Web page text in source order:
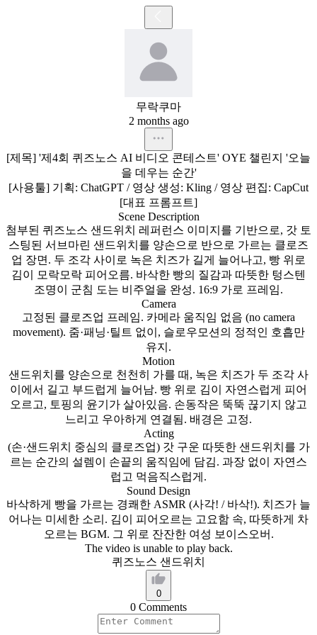
무락쿠마
2 months ago
[제목] '제4회 퀴즈노스 AI 비디오 콘테스트' OYE 챌린지 '오늘
을 데우는 순간'
[사용툴] 기획: ChatGPT / 영상 생성: Kling / 영상 편집: CapCut
[대표 프롬프트]
Scene Description
첨부된 퀴즈노스 샌드위치 레퍼런스 이미지를 기반으로, 갓 토
스팅된 서브마린 샌드위치를 양손으로 반으로 가르는 클로즈
업 장면. 두 조각 사이로 녹은 치즈가 길게 늘어나고, 빵 위로
김이
모락모락 피어오름. 바삭한 빵의 질감과 따뜻한 텅스텐
조명이
군침 도는 비주얼을 완성. 16:9 가로 프레임.
Camera
고정된 클로즈업 프레임. 카메라 움직임 없음 (no camera
movement). 줌·패닝·틸트 없이, 슬로우모션의 정적인 호흡만
유지.
Motion
샌드위치를 양손으로 천천히 가를 때, 녹은 치즈가 두 조각 사
이에서 길고 부드럽게 늘어남. 빵 위로 김이 자연스럽게 피어
오르고, 토핑의 윤기가 살아있음. 손동작은 뚝뚝 끊기지
않고
느리고 우아하게 연결됨. 배경은 고정.
Acting
(손·샌드위치
중심의 클로즈업) 갓 구운 따뜻한 샌드위치를 가
르는 순간의 설렘이 손끝의 움직임에 담김. 과장 없이
자연스
럽고 먹음직스럽게.
Sound Design
바삭하게 빵을 가르는 경쾌한 ASMR (사각! / 바삭!). 치즈가 늘
어나는 미세한 소리. 김이 피어오르는 고요함 속, 따뜻하게 차
오르는 BGM. 그 위로 잔잔한 여성 보이스오버.
The video is unable to play back.
퀴즈노스 샌드위치
0
0 Comments